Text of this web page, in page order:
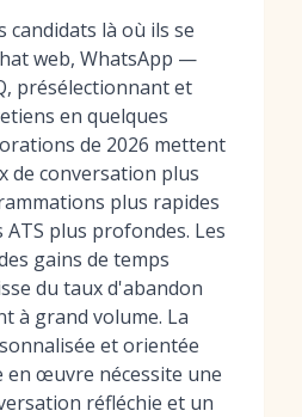
candidats là où ils se
web, WhatsApp —
présélectionnant et
en quelques
de 2026 mettent
de conversation plus
plus rapides
plus profondes. Les
gains de temps
du taux d'abandon
à grand volume. La
et orientée
en œuvre nécessite une
réfléchie et un